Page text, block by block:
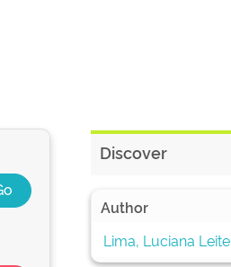
Discover
Author
Lima, Luciana Leite